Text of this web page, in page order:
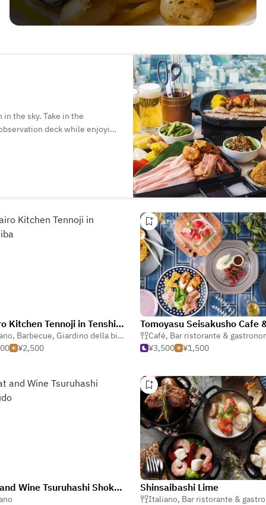
the sky. Take in the
deck while enjoying
Sorairo Kitchen Tennoji in Tenshiba
, Barbecue, Giardino della birra
¥2,500
Café, Bar ristorante &
¥3,500
¥1,500
Meat and Wine Tsuruhashi Shokudo Shinsaibashi Lime
Italiano, Bar ristorante &